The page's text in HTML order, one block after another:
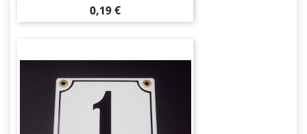
Hinta
0,19 €